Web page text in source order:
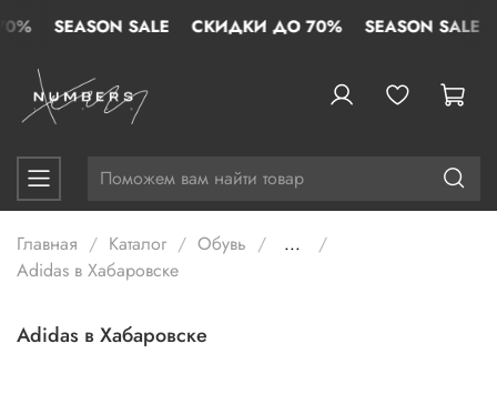
SEASON SALE СКИДКИ ДО 70% SEASON SALE
Главная Каталог Обувь
...
Adidas в Хабаровске
Adidas в Хабаровске